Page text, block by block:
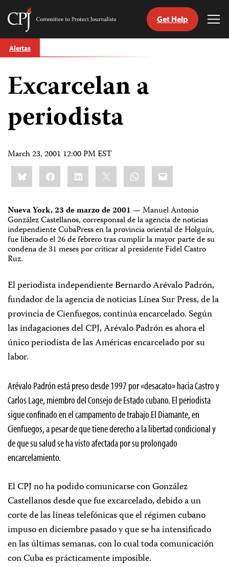
Skip
to
Committee
Journalists
Get Help
Alertas
Excarcelan a
periodista
March 23, 2001 12:00 PM EST
Share
this:BlueskyFacebookLinkedIn WhatsApp
Email
Nueva York, 23 de marzo de 2001 —Manuel Antonio
González Castellanos, corresponsal de la agencia de noticias
independiente CubaPress en la provincia oriental de Holguín,
fue liberado el 26 de febrero tras cumplir la mayor parte de su
condena de 31 meses por criticar al presidente Fidel Castro
Ruz.
El periodista independiente Bernardo Arévalo Padrón,
fundador de la agencia de noticias Línea Sur Press, de la
provincia de Cienfuegos, continúa encarcelado. Según
las indagaciones del CPJ, Arévalo Padrón es ahora el
único periodista de las Américas encarcelado por su
labor.
Arévalo Padrón está preso desde 1997 por «desacato» hacia Castro y
Carlos Lage, miembro del Consejo de Estado cubano. El periodista
sigue confinado en el campamento de trabajo El Diamante, en
Cienfuegos, a pesar de que tiene derecho a la libertad condicional y
de que su salud se ha visto afectada por su prolongado
encarcelamiento.
El CPJ no ha podido comunicarse con González
Castellanos desde que fue excarcelado, debido a un
corte de las líneas telefónicas que el régimen cubano
impuso en diciembre pasado y que se ha intensificado
en las últimas semanas, con lo cual toda comunicación
con Cuba es prácticamente imposible.